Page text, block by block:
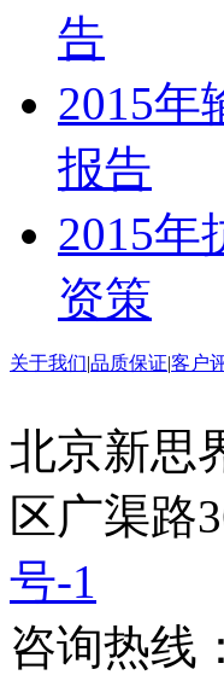
告
2015年
报告
2015年
资策
关于我们|品质保证|客户
北京新思
区广渠
号-1
咨询热线